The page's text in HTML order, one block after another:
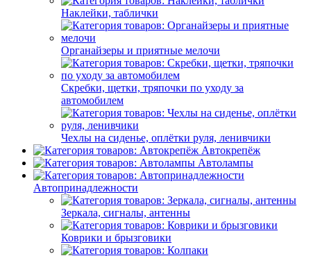
Наклейки, таблички
Органайзеры и приятные мелочи
Скребки, щетки, тряпочки по уходу за
автомобилем
Чехлы на сиденье, оплётки руля, ленивчики
Автокрепёж
Автолампы
Автопринадлежности
Зеркала, сигналы, антенны
Коврики и брызговики